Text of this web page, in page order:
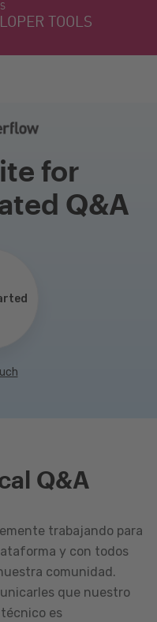
TOOLS
for
Q&A
Q&A
trabajando para
y con todos
comunidad.
que nuestro
es